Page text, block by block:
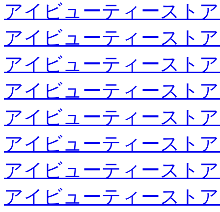
アイビューティースト
アイビューティースト
アイビューティースト
アイビューティースト
アイビューティースト
アイビューティースト
アイビューティースト
アイビューティースト